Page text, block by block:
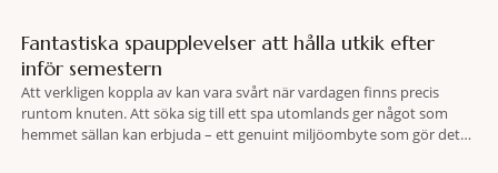
Fantastiska spaupplevelser att hålla utkik efter
inför semestern
Att verkligen koppla av kan vara svårt när vardagen finns precis
runtom knuten. Att söka sig till ett spa utomlands ger något som
hemmet sällan kan erbjuda – ett genuint miljöombyte som gör det